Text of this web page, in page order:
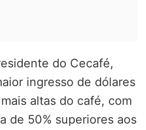
do Cecafé,
ingresso de dólares
altas do café, com
de 50% superiores aos